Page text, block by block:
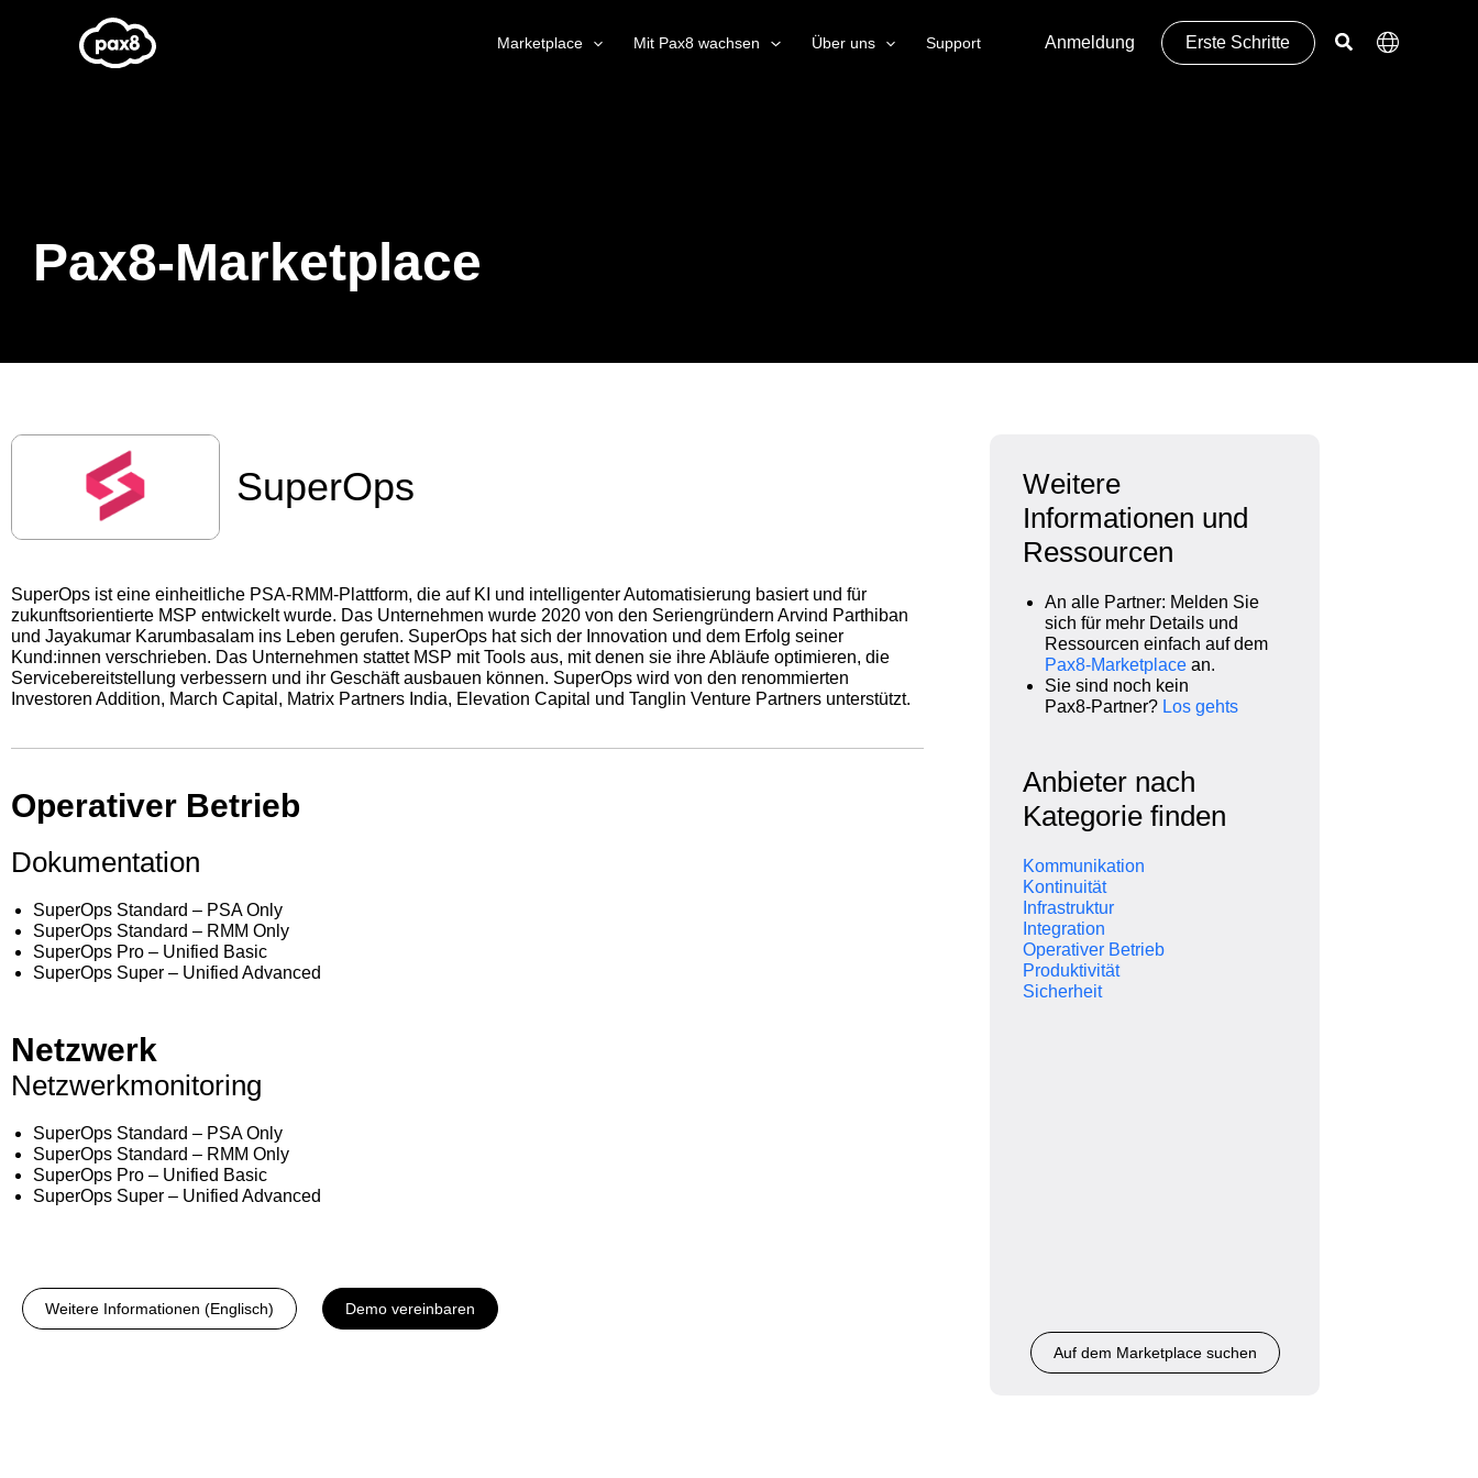
Marketplace Mit Pax8 wachsen Über uns Support Anmeldung Erste Schritte
Pax8-Marketplace
SuperOps
SuperOps ist eine einheitliche PSA-RMM-Plattform, die auf KI und intelligenter Automatisierung basiert und für
zukunftsorientierte MSP entwickelt wurde. Das Unternehmen wurde 2020 von den Seriengründern Arvind Parthiban
und Jayakumar Karumbasalam ins Leben gerufen. SuperOps hat sich der Innovation und dem Erfolg seiner
Kund:innen verschrieben. Das Unternehmen stattet MSP mit Tools aus, mit denen sie ihre Abläufe optimieren, die
Servicebereitstellung verbessern und ihr Geschäft ausbauen können. SuperOps wird von den renommierten
Investoren Addition, March Capital, Matrix Partners India, Elevation Capital und Tanglin Venture Partners unterstützt.
Operativer Betrieb
Dokumentation
SuperOps Standard – PSA Only
SuperOps Standard – RMM Only
SuperOps Pro – Unified Basic
SuperOps Super – Unified Advanced
Netzwerk
Netzwerkmonitoring
SuperOps Standard – PSA Only
SuperOps Standard – RMM Only
SuperOps Pro – Unified Basic
SuperOps Super – Unified Advanced
Weitere Informationen (Englisch) Demo vereinbaren
Weitere
Informationen und
Ressourcen
An alle Partner: Melden Sie
sich für mehr Details und
Ressourcen einfach auf dem
Pax8‑Marketplace an.
Sie sind noch kein
Pax8‑Partner? Los gehts
Anbieter nach
Kategorie finden
Kommunikation
Kontinuität
Infrastruktur
Integration
Operativer Betrieb
Produktivität
Sicherheit
Auf dem Marketplace suchen